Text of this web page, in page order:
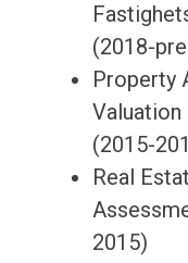
(2018-
Property
Valuation
(2015-
Real
2015)